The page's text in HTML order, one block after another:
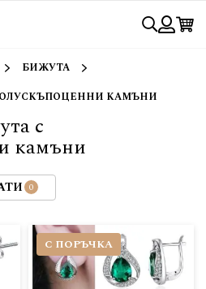
Търси
БИЖУТА
КАМЪНИ
с
камъни
С ПОРЪЧКА